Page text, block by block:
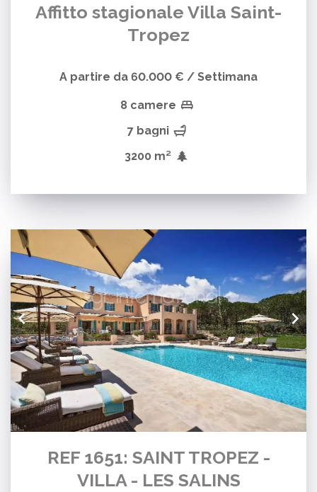
Affitto stagionale Villa Saint-
Tropez
A partire da 60.000 € / Settimana
8 camere
7 bagni
3200 m²
REF 1651: SAINT TROPEZ -
VILLA - LES SALINS